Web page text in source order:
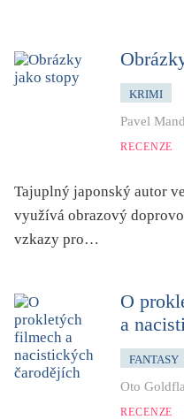
dětství
dezinformace,
dobrodružství, napětí
ekonomika, politika,
encyklopedie, slovník
erotica
exil, migrace
experiment
feminismus
KRIMI
Pavel
RECENZE
Tajuplný japonský autor
využívá obrazový
vzkazy pro…
O
a
FANTASY
Oto
RECENZE